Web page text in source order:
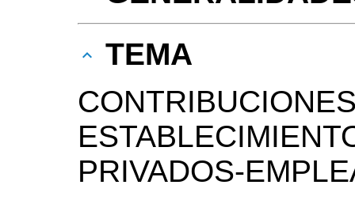
TEMA
PRIVADOS-